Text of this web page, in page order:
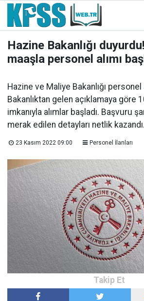
Hazine Bakanlığı
maaşla personel alımı
Hazine ve Maliye Bakanlığı personel
Bakanlıktan gelen açıklamaya göre
imkanıyla alımlar başladı. Başvuru
merak edilen detayları netlik kazandı.
23 Kasım 2022 09:00 Personel İlanları